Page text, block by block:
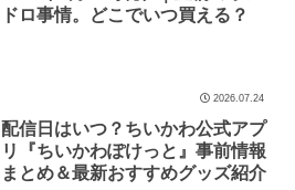
ドロ事情。どこでいつ買える？
2026.07.24
配信日はいつ？ちいかわ公式アプ
リ『ちいかわぽけっと』事前情報
まとめ＆最新おすすめグッズ紹介